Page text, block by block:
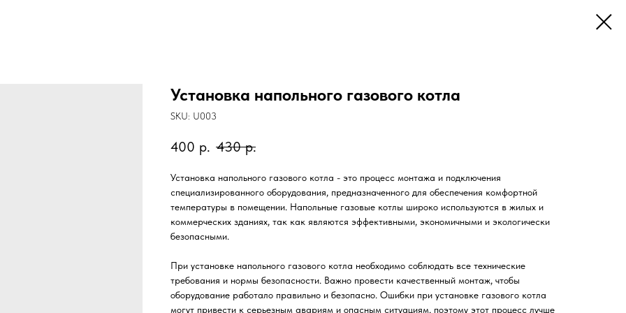
Установка напольного газового котла
SKU: U003
400 р. 430 р.
Установка напольного газового котла - это процесс монтажа и подключения
специализированного оборудования, предназначенного для обеспечения комфортной
температуры в помещении. Напольные газовые котлы широко используются в жилых и
коммерческих зданиях, так как являются эффективными, экономичными и экологически
безопасными.
При установке напольного газового котла необходимо соблюдать все технические
требования и нормы безопасности. Важно провести качественный монтаж, чтобы
оборудование работало правильно и безопасно. Ошибки при установке газового котла
могут привести к серьезным авариям и опасным ситуациям, поэтому этот процесс лучше